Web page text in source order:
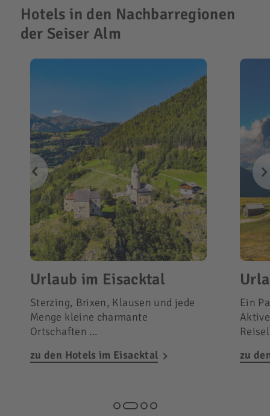
Hotels in den Nachbarregionen
der Seiser Alm
Urlaub im Eisacktal
Sterzing, Brixen, Klausen und jede
Menge kleine charmante
Ortschaften …
zu den Hotels im Eisacktal
Ein
zu